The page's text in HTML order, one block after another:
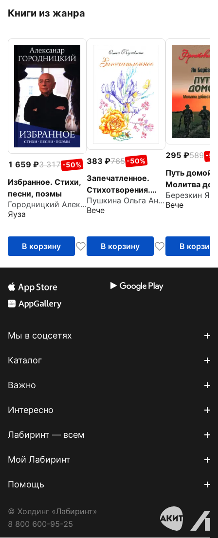
Книги из жанра
1 659 3 317 -50%
Избранное. Стихи,
песни, поэмы
Городницкий Александр Моисеевич
Яуза
В корзину
383 765 -50%
Запечатленное.
Стихотворения.
Избранное
Пушкина Ольга Анатольевна
Вече
В корзину
295 589 -
Путь домой.
Молитва
русской
Березкин Ян
Вече
В корзину
Мы в соцсетях
Каталог
Важно
Интересно
Лабиринт — всем
Мой Лабиринт
Помощь
© Холдинг «Лабиринт»
8 800 600-95-25